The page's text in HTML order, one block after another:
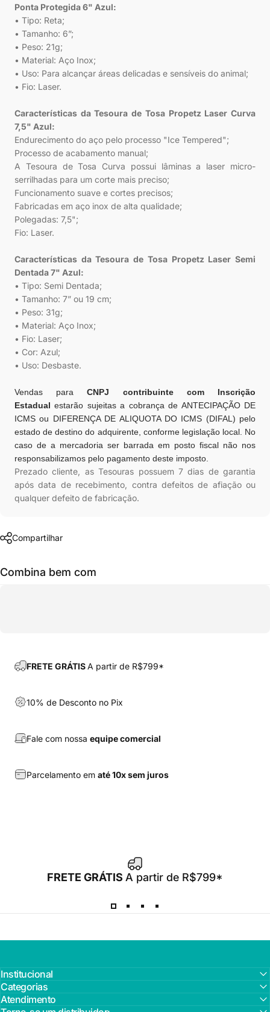
Ponta Protegida 6" Azul:
• Tipo: Reta;
• Tamanho: 6”;
• Peso: 21g;
• Material: Aço Inox;
• Uso: Para alcançar áreas delicadas e sensíveis do animal;
• Fio: Laser.
Características da Tesoura de Tosa Propetz Laser Curva
7,5" Azul:
Endurecimento do aço pelo processo "Ice Tempered";
Processo de acabamento manual;
A Tesoura de Tosa Curva possui lâminas a laser micro-
serrilhadas para um corte mais preciso;
Funcionamento suave e cortes precisos;
Fabricadas em aço inox de alta qualidade;
Polegadas: 7,5";
Fio: Laser.
Características da Tesoura de Tosa Propetz Laser Semi
Dentada 7" Azul:
• Tipo: Semi Dentada;
• Tamanho: 7” ou 19 cm;
• Peso: 31g;
• Material: Aço Inox;
• Fio: Laser;
• Cor: Azul;
• Uso: Desbaste.
Vendas paraCNPJ
contribuinte com Inscrição
Estadual estarão sujeitas a cobrança de ANTECIPAÇÃO DE
ICMS ou DIFERENÇA DE ALIQUOTA DO ICMS (DIFAL) pelo
estado de destino do adquirente, conforme legislação local. No
caso de a mercadoria ser barrada em posto fiscal não nos
responsabilizamos pelo pagamento deste imposto.
Prezado cliente, as Tesouras possuem 7 dias de garantia
após data de recebimento, contra defeitos de afiação ou
qualquer defeito de fabricação.
Compartilhar
Combina bem com
FRETE GRÁTISA partir de R$799*
10% de Desconto no Pix
Fale com nossa equipe comercial
Parcelamento em até 10x sem juros
FRETE GRÁTIS A partir de R$799*
Institucional
Categorias
Atendimento